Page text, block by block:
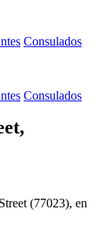
Consulados
Consulados
(77023), en